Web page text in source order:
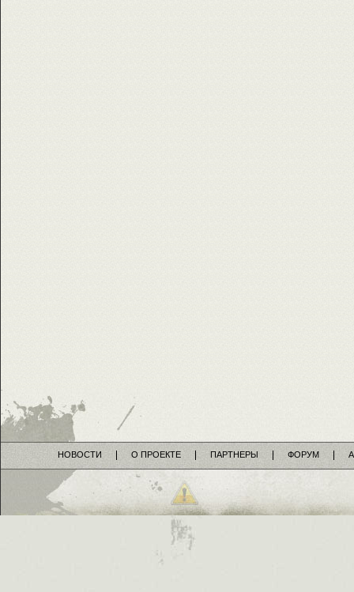
НОВОСТИ О ПРОЕКТЕ ПАРТНЕРЫ ФОРУМ